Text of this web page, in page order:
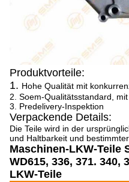
Produktvorteile:
1. Hohe Qualität mit
2. Soem-Qualitätsstandard,
3. Predelivery-Inspektion
Verpackende Details:
Die Teile wird in der
und Haltbarkeit und
Maschinen-LKW-Teile
WD615, 336, 371. 340,
LKW-Teile